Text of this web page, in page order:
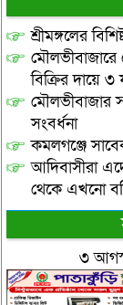
শ্রীমঙ্গলের
মৌলভীবাজারে
বিক্রির দায়ে ৩
মৌলভীবাজার
সংবর্ধনা
কমলগঞ্জে
আদিবাসীরা
থেকে এখনো
৩